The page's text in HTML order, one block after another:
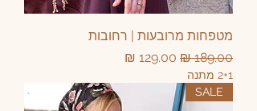
מטפחות מרובעות | רחובות
מחיר רגיל מחיר מבצע
2+1 מתנה
SALE